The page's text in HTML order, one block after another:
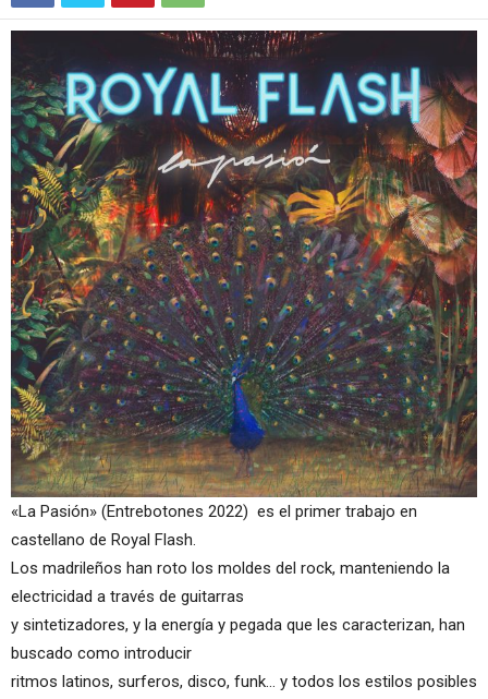
«La Pasión» (Entrebotones 2022) es el primer trabajo en
castellano de Royal Flash.
Los madrileños han roto los moldes del rock, manteniendo la
electricidad a través de guitarras
y sintetizadores, y la energía y pegada que les caracterizan, han
buscado como introducir
ritmos latinos, surferos, disco, funk… y todos los estilos posibles